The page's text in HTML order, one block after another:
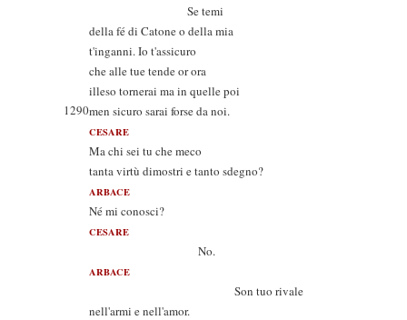
Se temi
della fé di Catone o della mia
t'inganni. Io t'assicuro
che alle tue tende or ora
illeso tornerai ma in quelle poi
1290men sicuro sarai forse da noi.
CESARE
Ma chi sei tu che meco
tanta virtù dimostri e tanto sdegno?
ARBACE
Né mi conosci?
CESARE
No.
ARBACE
Son tuo rivale
nell'armi e nell'amor.